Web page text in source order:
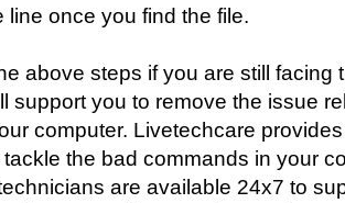
line once you find the file.
above steps if you are still facing
support you to remove the issue
computer. Livetechcare
the bad commands in your
are available 24x7 to